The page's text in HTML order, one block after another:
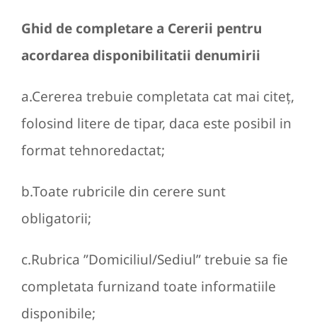
Ghid de completare a Cererii pentru
acordarea disponibilitatii denumirii
a.Cererea trebuie completata cat mai citeţ,
folosind litere de tipar, daca este posibil in
format tehnoredactat;
b.Toate rubricile din cerere sunt
obligatorii;
c.Rubrica ”Domiciliul/Sediul” trebuie sa fie
completata furnizand toate informatiile
disponibile;